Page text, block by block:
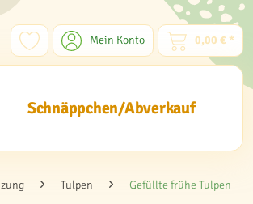
Mein Konto 0,00 € *
Schnäppchen/Abverkauf
Tulpen Gefüllte frühe Tulpen